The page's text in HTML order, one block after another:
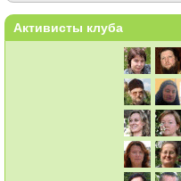
Активисты клуба